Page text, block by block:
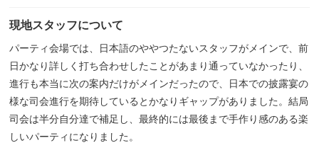
現地スタッフについて
パーティ会場では、日本語のややつたないスタッフがメインで、前
日かなり詳しく打ち合わせしたことがあまり通っていなかったり、
進行も本当に次の案内だけがメインだったので、日本での披露宴の
様な司会進行を期待しているとかなりギャップがありました。結局
司会は半分自分達で補足し、最終的には最後まで手作り感のある楽
しいパーティになりました。